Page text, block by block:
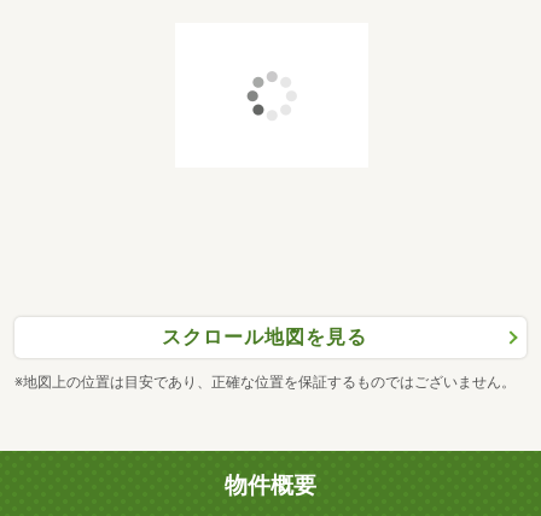
スクロール地図を見る
※地図上の位置は目安であり、正確な位置を保証するものではございません。
物件概要